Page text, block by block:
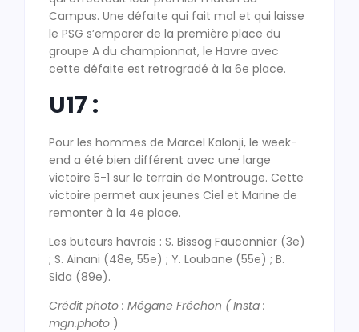
Campus. Une défaite qui fait mal et qui laisse
le PSG s’emparer de la première place du
groupe A du championnat, le Havre avec
cette défaite est retrogradé à la 6e place.
U17 :
Pour les hommes de Marcel Kalonji, le week-
end a été bien différent avec une large
victoire 5-1 sur le terrain de Montrouge. Cette
victoire permet aux jeunes Ciel et Marine de
remonter à la 4e place.
Les buteurs havrais : S. Bissog Fauconnier (3e)
; S. Ainani (48e, 55e) ; Y. Loubane (55e) ; B.
Sida (89e).
Crédit photo : Mégane Fréchon ( Insta :
mgn.photo )